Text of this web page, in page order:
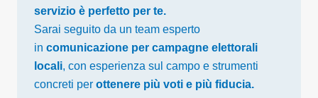
servizio è perfetto per te.
Sarai seguito da un team esperto
in comunicazione per campagne elettorali
locali, con esperienza sul campo e strumenti
concreti per ottenere più voti e più fiducia.